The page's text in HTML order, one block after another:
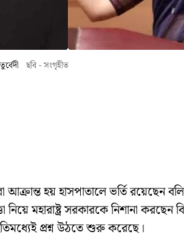
ছবি - সংগৃহীত
আক্রান্ত হয় হাসপাতালে ভর্তি রয়েছেন
মহারাষ্ট্র সরকারকে নিশানা করছেন
প্রশ্ন উঠতে শুরু করেছে।